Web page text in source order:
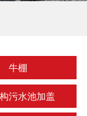
牛棚
污水池加盖